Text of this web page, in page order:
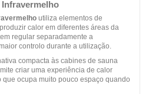
Infravermelho
utiliza elementos de
calor em diferentes áreas da
regular separadamente a
controlo durante a utilização.
compacta às cabines de sauna
criar uma experiência de calor
ocupa muito pouco espaço quando